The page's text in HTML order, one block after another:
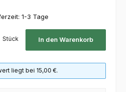
1-3 Tage
Stück In den Warenkorb
liegt bei 15,00 €.